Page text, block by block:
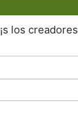
los creadores